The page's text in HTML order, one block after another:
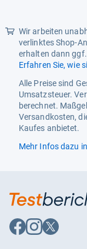
form_type
sku
Wir arbeiten
verlinktes Shop-
erhalten dann
Erfahren Sie, wie
Alle Preise sind
Umsatzsteuer.
berechnet.
Versandkosten,
Kaufes anbietet.
Mehr Infos dazu
Auf
Facebook
Auf
Instagram
Auf
X